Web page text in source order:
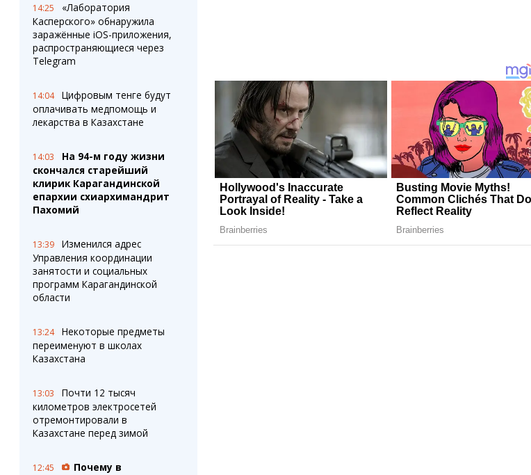
14:25
«Лаборатория
Касперского» обнаружила
заражённые iOS-приложения,
распространяющиеся через
Telegram
14:04
Цифровым тенге будут
оплачивать медпомощь и
лекарства в Казахстане
14:03
На 94-м году жизни
скончался старейший
клирик Карагандинской
епархии схиархимандрит
Пахомий
13:39
Изменился адрес
Управления координации
занятости и социальных
программ Карагандинской
области
13:24
Некоторые предметы
переименуют в школах
Казахстана
13:03
Почти 12 тысяч
километров электросетей
отремонтировали в
Казахстане перед зимой
12:45
Почему в